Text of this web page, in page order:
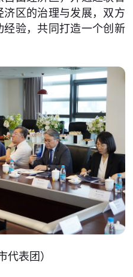
区的治理与发展，双方
验，共同打造一个创新
代表团）